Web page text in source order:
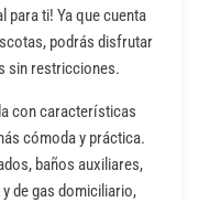
para ti! Ya que cuenta
podrás disfrutar
sin restricciones.
con características
cómoda y práctica.
baños auxiliares,
de gas domiciliario,